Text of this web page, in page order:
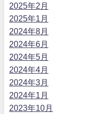
2025年2月
2025年1月
2024年8月
2024年6月
2024年5月
2024年4月
2024年3月
2024年1月
2023年10月